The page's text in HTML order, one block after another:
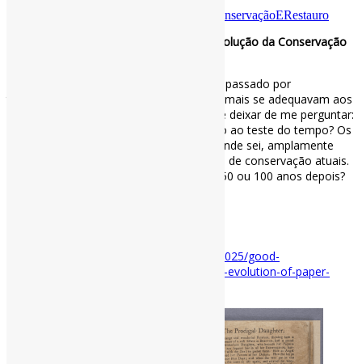
ConservaçãoERestauro
História da Conservação da História: A Evolução da Conservação
Ao examinar e tratar objetos que haviam passado por
tratamentos anteriores, aqueles que não mais se adequavam aos
padrões de conservação atuais, não pude deixar de me perguntar:
os tratamentos que realizo hoje resistirão ao teste do tempo? Os
materiais e técnicas que utilizo são, até onde sei, amplamente
aceitos como “adequados” pelos padrões de conservação atuais.
Mas ainda serão considerados como tal 50 ou 100 anos depois?
https://pastispresent.org/2025/good-
sources/history-of-conserving-history-the-evolution-of-paper-